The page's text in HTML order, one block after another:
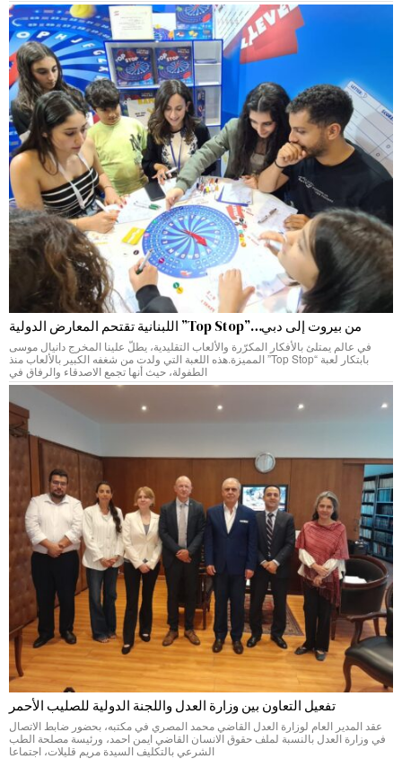
من بيروت إلى دبي…”Top Stop” اللبنانية تقتحم المعارض الدولية
في عالم يمتلئ بالأفكار المكرّرة والألعاب التقليدية، يطلّ علينا المخرج دانيال موسى
بابتكار لعبة “Top Stop” المميزة.هذه اللعبة التي ولدت من شغفه الكبير بالألعاب منذ
الطفولة، حيث أنها تجمع الاصدقاء والرفاق في
تفعيل التعاون بين وزارة العدل واللجنة الدولية للصليب الأحمر
عقد المدير العام لوزارة العدل القاضي محمد المصري في مكتبه، بحضور ضابط الاتصال
في وزارة العدل بالنسبة لملف حقوق الانسان القاضي ايمن احمد، ورئيسة مصلحة الطب
الشرعي بالتكليف السيدة مريم قليلات، اجتماعا